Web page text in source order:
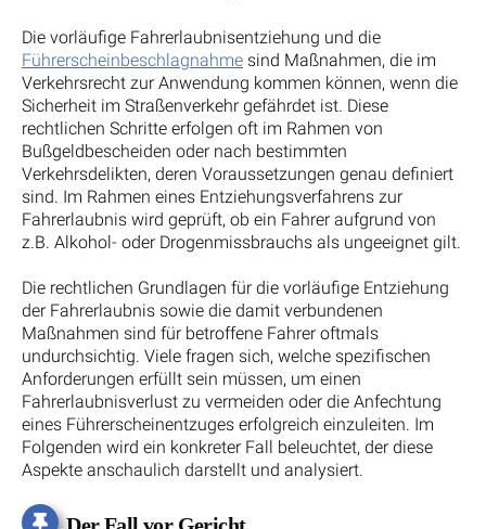
Die vorläufige Fahrerlaubnisentziehung und die
Führerscheinbeschlagnahme sind Maßnahmen, die im
Verkehrsrecht zur Anwendung kommen können, wenn die
Sicherheit im Straßenverkehr gefährdet ist. Diese
rechtlichen Schritte erfolgen oft im Rahmen von
Bußgeldbescheiden oder nach bestimmten
Verkehrsdelikten, deren Voraussetzungen genau definiert
sind. Im Rahmen eines Entziehungsverfahrens zur
Fahrerlaubnis wird geprüft, ob ein Fahrer aufgrund von
z.B. Alkohol- oder Drogenmissbrauchs als ungeeignet gilt.
Die rechtlichen Grundlagen für die vorläufige Entziehung
der Fahrerlaubnis sowie die damit verbundenen
Maßnahmen sind für betroffene Fahrer oftmals
undurchsichtig. Viele fragen sich, welche spezifischen
Anforderungen erfüllt sein müssen, um einen
Fahrerlaubnisverlust zu vermeiden oder die Anfechtung
eines Führerscheinentzuges erfolgreich einzuleiten. Im
Folgenden wird ein konkreter Fall beleuchtet, der diese
Aspekte anschaulich darstellt und analysiert.